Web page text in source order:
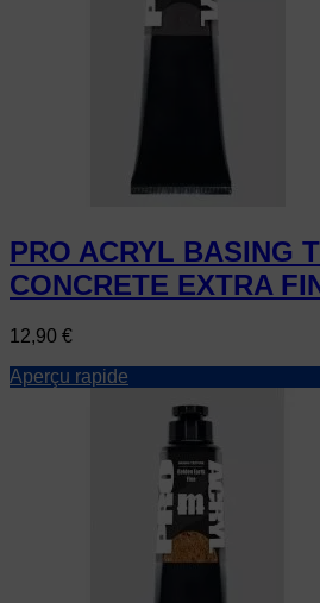
PRO ACRYL BASING
CONCRETE EXTRA
Prix
12,90 €
Aperçu rapide